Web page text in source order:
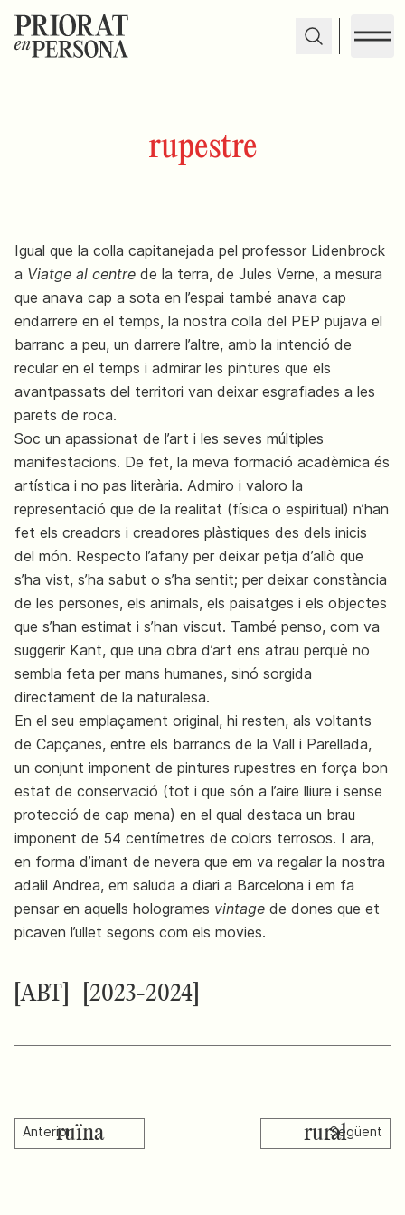
rupestre
Igual que la colla capitanejada pel professor Lidenbrock
a Viatge al centre de la terra, de Jules Verne, a mesura
que anava cap a sota en l’espai també anava cap
endarrere en el temps, la nostra colla del PEP pujava el
barranc a peu, un darrere l’altre, amb la intenció de
recular en el temps i admirar les pintures que els
avantpassats del territori van deixar esgrafiades a les
parets de roca.
Soc un apassionat de l’art i les seves múltiples
manifestacions. De fet, la meva formació acadèmica és
artística i no pas literària. Admiro i valoro la
representació que de la realitat (física o espiritual) n’han
fet els creadors i creadores plàstiques des dels inicis
del món. Respecto l’afany per deixar petja d’allò que
s’ha vist, s’ha sabut o s’ha sentit; per deixar constància
de les persones, els animals, els paisatges i els objectes
que s’han estimat i s’han viscut. També penso, com va
suggerir Kant, que una obra d’art ens atrau perquè no
sembla feta per mans humanes, sinó sorgida
directament de la naturalesa.
En el seu emplaçament original, hi resten, als voltants
de Capçanes, entre els barrancs de la Vall i Parellada,
un conjunt imponent de pintures rupestres en força bon
estat de conservació (tot i que són a l’aire lliure i sense
protecció de cap mena) en el qual destaca un brau
imponent de 54 centímetres de colors terrosos. I ara,
en forma d’imant de nevera que em va regalar la nostra
adalil Andrea, em saluda a diari a Barcelona i em fa
pensar en aquells hologrames vintage de dones que et
picaven l’ullet segons com els movies.
[ABT] [2023-2024]
Anteriorruïna Següent
rural